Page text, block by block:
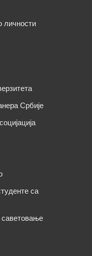
личности
Србије
са
саветовање